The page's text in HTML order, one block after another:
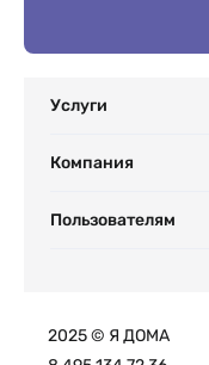
Услуги
Компания
Пользователям
2025 © Я ДОМА